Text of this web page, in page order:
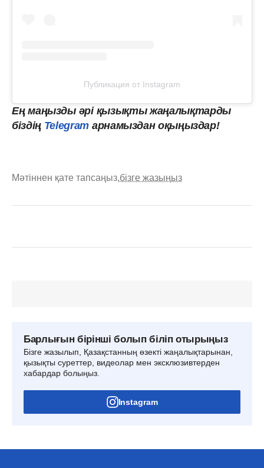
Публикация от Instagram
Ең маңызды әрі қызықты жаңалықтарды
біздің Telegram арнамыздан оқыңыздар!
Мәтіннен қате тапсаңыз,бізге жазыңыз
Барлығын бірінші болып біліп отырыңыз
Бізге жазылып, Қазақстанның өзекті жаңалықтарынан,
қызықты суреттер, видеолар мен эксклюзивтерден
хабардар болыңыз.
Instagram